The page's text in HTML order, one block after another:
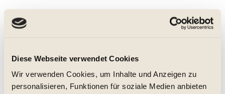
Diese Webseite verwendet Cookies
Wir verwenden Cookies, um Inhalte und Anzeigen zu
personalisieren, Funktionen für soziale Medien anbieten
Deitermanns Pfirsich 0,5l., Fruchtlikör 20%
süß